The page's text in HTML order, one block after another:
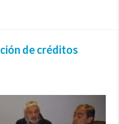
de créditos